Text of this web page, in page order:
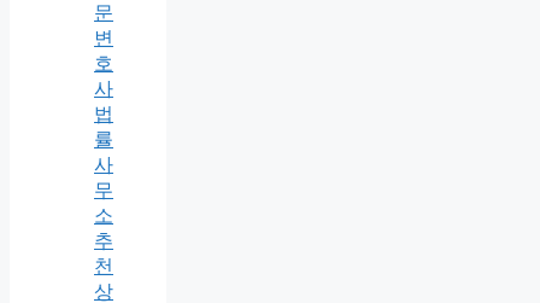
문
변
호
사
법
률
사
무
소
추
천
상